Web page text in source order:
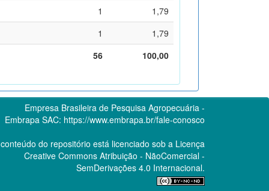
1
1,79
1
1,79
56
100,00
Empresa Brasileira de Pesquisa Agropecuária -
Embrapa SAC: https://www.embrapa.br/fale-conosco
do repositório está licenciado sob a Licença
Creative CommonsAtribuição - NãoComercial -
SemDerivações 4.0 Internacional.